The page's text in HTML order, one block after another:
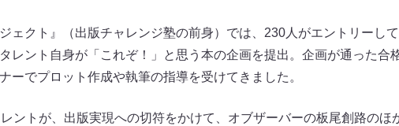
ェクト』（出版チャレンジ塾の前身）では、230人がエントリーし
レント自身が「これぞ！」と思う本の企画を提出。企画が通った合
ーでプロット作成や執筆の指導を受けてきました。
ントが、出版実現への切符をかけて、オブザーバーの板尾創路のほ